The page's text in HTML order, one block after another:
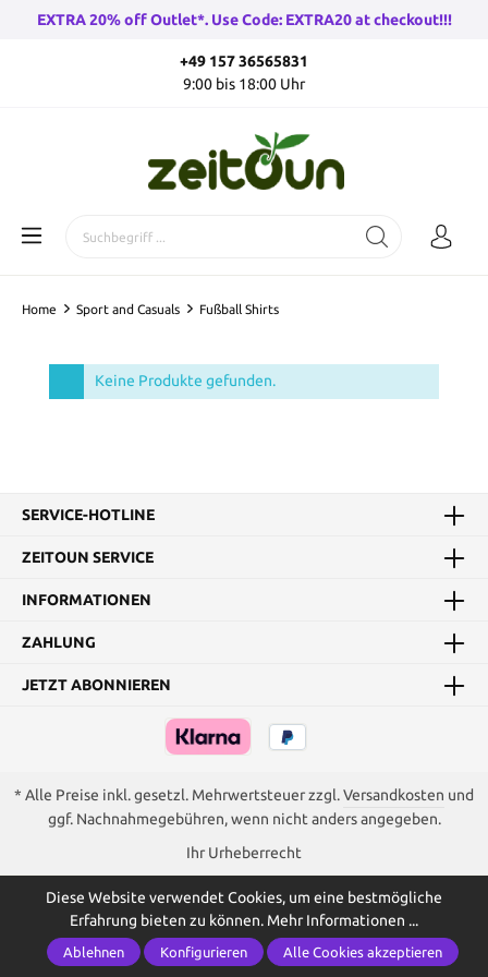
EXTRA 20% off Outlet*. Use Code: EXTRA20 at checkout!!!
+49 157 36565831
9:00 bis 18:00 Uhr
Home Sport and Casuals Fußball Shirts
Keine Produkte gefunden.
SERVICE-HOTLINE
ZEITOUN SERVICE
INFORMATIONEN
ZAHLUNG
JETZT ABONNIEREN
* Alle Preise inkl. gesetzl. Mehrwertsteuer zzgl.Versandkosten und
ggf. Nachnahmegebühren, wenn nicht anders angegeben.
Ihr Urheberrecht
Diese Website verwendet Cookies, um eine bestmögliche
Erfahrung bieten zu können. Mehr Informationen ...
Ablehnen Konfigurieren Alle Cookies akzeptieren